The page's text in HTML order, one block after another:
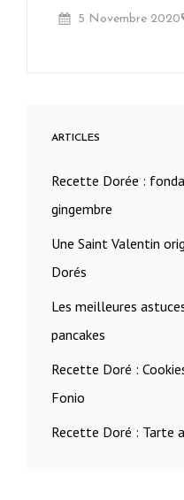
Pancakes
Posted
5 Novembre 2020
ARTICLES
Recette Dorée :
gingembre
Une Saint Valentin
Dorés
Les meilleures
pancakes
Recette Doré :
Fonio
Recette Doré : Tarte